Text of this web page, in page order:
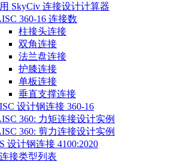
SkyCiv 连接设计计算器
360-16 连接数
柱接头连接
双角连接
法兰盘连接
护膝连接
单板连接
垂直支撑连接
设计钢连接 360-16
360: 力矩连接设计实例
360: 剪力连接设计实例
设计钢连接 4100:2020
接类型列表